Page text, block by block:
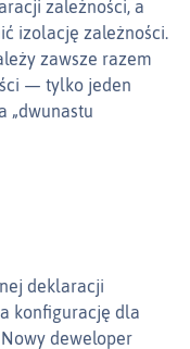
zależności, a
izolację zależności.
zawsze razem
— tylko jeden
„dwunastu
deklaracji
konfigurację dla
deweloper